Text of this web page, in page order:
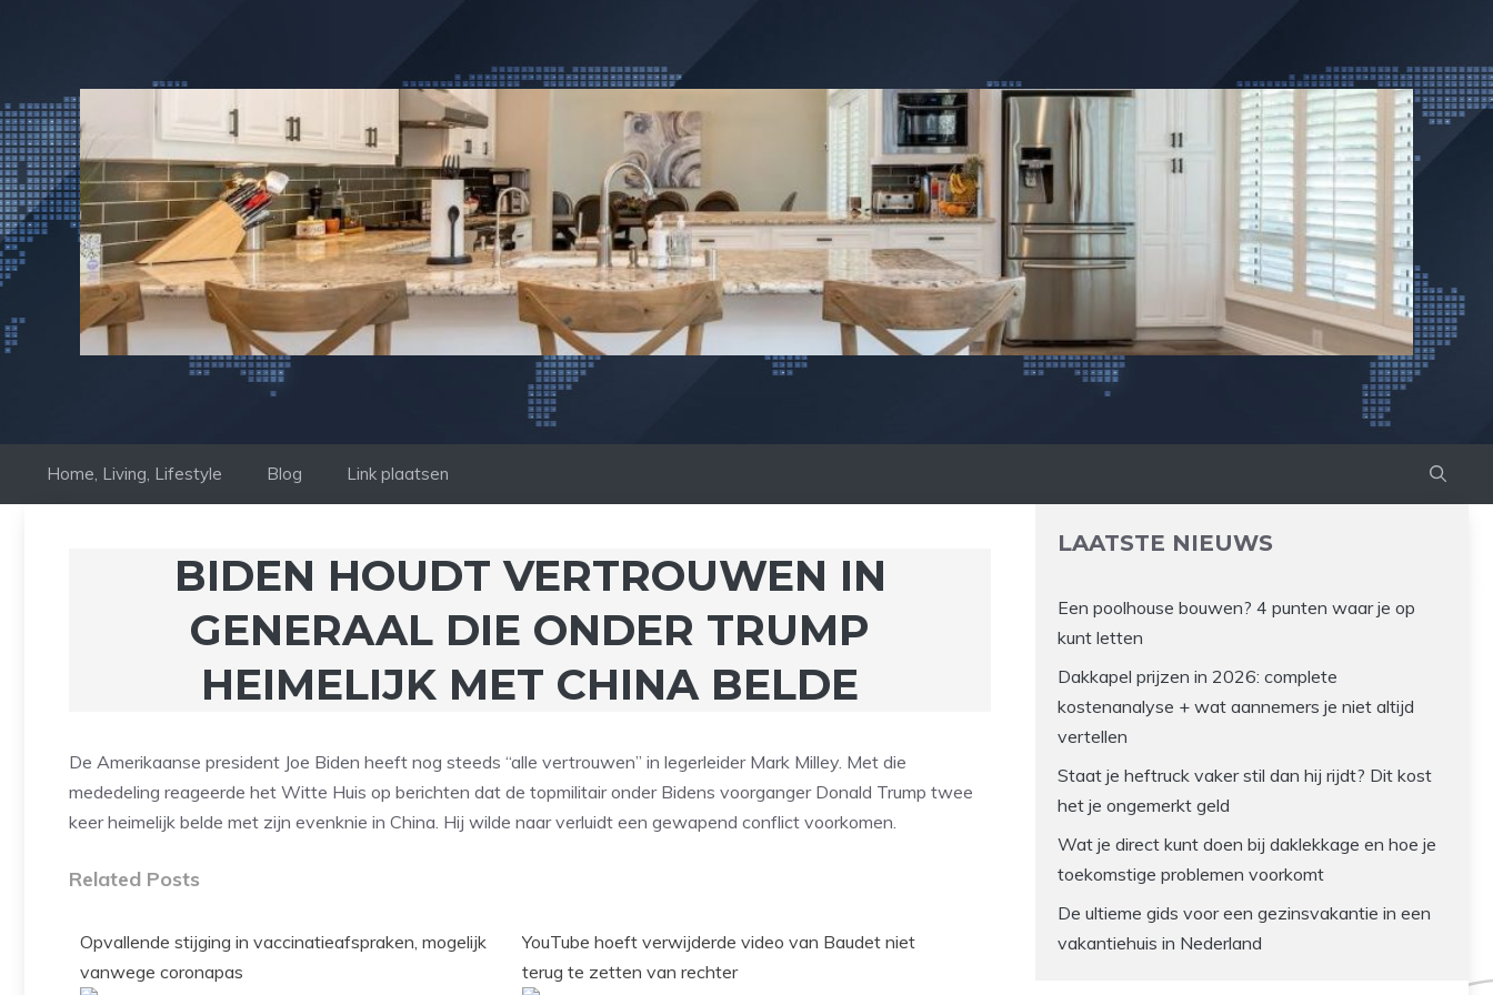
inhoud
Home, Living, Lifestyle Blog Link plaatsen
BIDEN HOUDT VERTROUWEN IN
GENERAAL DIE ONDER TRUMP
HEIMELIJK MET CHINA BELDE
De Amerikaanse president Joe Biden heeft nog steeds “alle vertrouwen” in legerleider Mark Milley. Met die
mededeling reageerde het Witte Huis op berichten dat de topmilitair onder Bidens voorganger Donald Trump twee
keer heimelijk belde met zijn evenknie in China. Hij wilde naar verluidt een gewapend conflict voorkomen.
Related Posts
Opvallende stijging in vaccinatieafspraken, mogelijk
vanwege coronapas
YouTube hoeft verwijderde video van Baudet niet
terug te zetten van rechter
LAATSTE NIEUWS
Een poolhouse bouwen? 4 punten waar je op
kunt letten
Dakkapel prijzen in 2026: complete
kostenanalyse + wat aannemers je niet altijd
vertellen
Staat je heftruck vaker stil dan hij rijdt? Dit kost
het je ongemerkt geld
Wat je direct kunt doen bij daklekkage en hoe je
toekomstige problemen voorkomt
De ultieme gids voor een gezinsvakantie in een
vakantiehuis in Nederland